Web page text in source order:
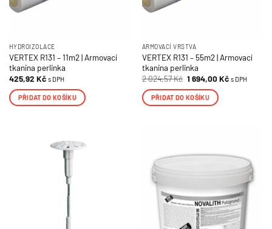
HYDROIZOLACE
VERTEX R131 – 11m2 | Armovací
tkanina perlinka
425,92 Kč s DPH
PŘIDAT DO KOŠÍKU
ARMOVACÍ VRSTVA
VERTEX R131 – 55m2 | Armovací
tkanina perlinka
2 024,57Kč Původní
byla:
2
1 694,00KčAktuální
s DPH
PŘIDAT DO KOŠÍKU